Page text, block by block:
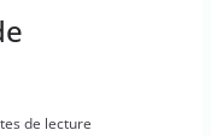
de lecture